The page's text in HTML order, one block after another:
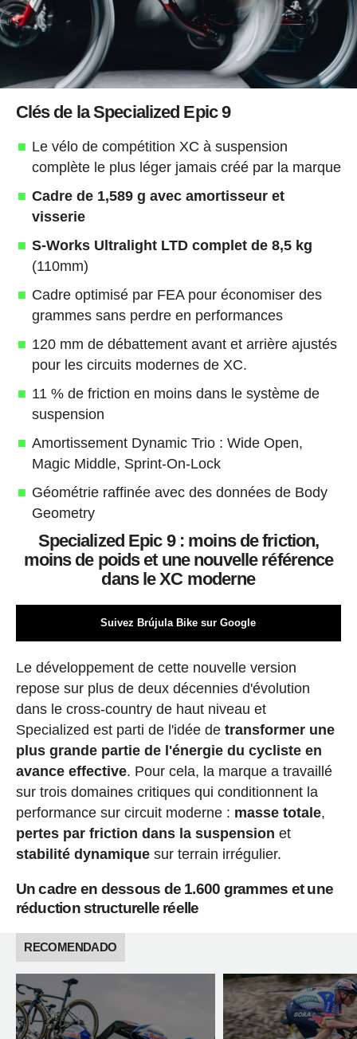
Clés de la Specialized Epic 9
Le vélo de compétition XC à suspension
complète le plus léger jamais créé par la marque
Cadre de 1,589 g avec amortisseur et
visserie
S-Works Ultralight LTD complet de 8,5 kg
(110mm)
Cadre optimisé par FEA pour économiser des
grammes sans perdre en performances
120 mm de débattement avant et arrière ajustés
pour les circuits modernes de XC.
11 % de friction en moins dans le système de
suspension
Amortissement Dynamic Trio : Wide Open,
Magic Middle, Sprint-On-Lock
Géométrie raffinée avec des données de Body
Geometry
Specialized Epic 9 : moins de friction,
moins de poids et une nouvelle référence
dans le XC moderne
Suivez Brújula Bike sur Google
Le développement de cette nouvelle version
repose sur plus de deux décennies d'évolution
dans le cross-country de haut niveau et
Specialized est parti de l'idée de transformer une
plus grande partie de l'énergie du cycliste en
avance effective. Pour cela, la marque a travaillé
sur trois domaines critiques qui conditionnent la
performance sur circuit moderne : masse totale,
pertes par friction dans la suspension et
stabilité dynamiquesur terrain irrégulier.
Un cadre en dessous de 1.600 grammes et une
réduction structurelle réelle
RECOMENDADO